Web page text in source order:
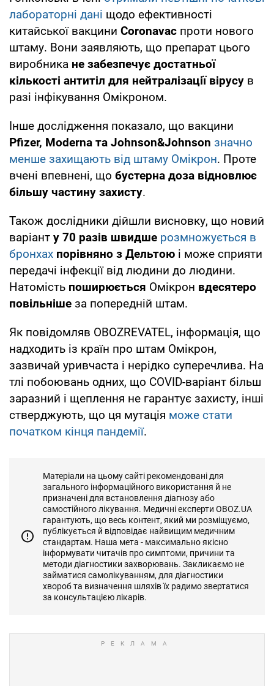
лабораторні дані щодо ефективності
китайської вакцини Coronavac проти нового
штаму. Вони заявляють, що препарат цього
виробника не забезпечує достатньої
кількості антитіл для нейтралізації вірусу в
разі інфікування Омікроном.
Інше дослідження показало, що вакцини
Pfizer, Moderna та Johnson&Johnson значно
менше захищають від штаму Омікрон. Проте
вчені впевнені, що бустерна доза відновлює
більшу частину захисту.
Також дослідники дійшли висновку, що новий
варіант у 70 разів швидше розмножується в
бронхах порівняно з Дельтою і може сприяти
передачі інфекції від людини до людини.
Натомість поширюється Омікрон вдесятеро
повільніше за попередній штам.
Як повідомляв OBOZREVATEL, інформація, що
надходить із країн про штам Омікрон,
зазвичай уривчаста і нерідко суперечлива. На
тлі побоювань одних, що COVID-варіант більш
заразний і щеплення не гарантує захисту, інші
стверджують, що ця мутація може стати
початком кінця пандемії.
Матеріали на цьому сайті рекомендовані для
загального інформаційного використання й не
призначені для встановлення діагнозу або
самостійного лікування. Медичні експерти OBOZ.UA
гарантують, що весь контент, який ми розміщуємо,
публікується й відповідає найвищим медичним
стандартам. Наша мета - максимально якісно
інформувати читачів про симптоми, причини та
методи діагностики захворювань. Закликаємо не
займатися самолікуванням, для діагностики
хвороб та визначення шляхів їх радимо звертатися
за консультацією лікарів.